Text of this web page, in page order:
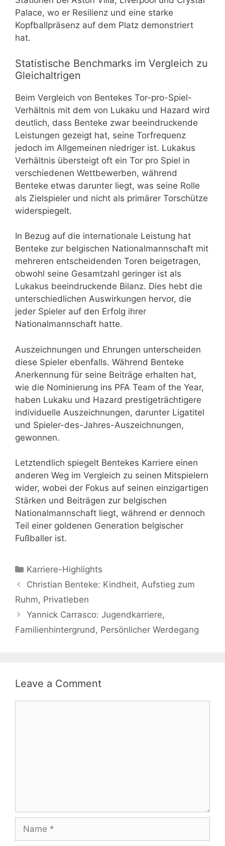
Palace, wo er Resilienz und eine starke
Kopfballpräsenz auf dem Platz demonstriert
hat.
Statistische Benchmarks im Vergleich zu
Gleichaltrigen
Beim Vergleich von Bentekes Tor-pro-Spiel-
Verhältnis mit dem von Lukaku und Hazard wird
deutlich, dass Benteke zwar beeindruckende
Leistungen gezeigt hat, seine Torfrequenz
jedoch im Allgemeinen niedriger ist. Lukakus
Verhältnis übersteigt oft ein Tor pro Spiel in
verschiedenen Wettbewerben, während
Benteke etwas darunter liegt, was seine Rolle
als Zielspieler und nicht als primärer Torschütze
widerspiegelt.
In Bezug auf die internationale Leistung hat
Benteke zur belgischen Nationalmannschaft mit
mehreren entscheidenden Toren beigetragen,
obwohl seine Gesamtzahl geringer ist als
Lukakus beeindruckende Bilanz. Dies hebt die
unterschiedlichen Auswirkungen hervor, die
jeder Spieler auf den Erfolg ihrer
Nationalmannschaft hatte.
Auszeichnungen und Ehrungen unterscheiden
diese Spieler ebenfalls. Während Benteke
Anerkennung für seine Beiträge erhalten hat,
wie die Nominierung ins PFA Team of the Year,
haben Lukaku und Hazard prestigeträchtigere
individuelle Auszeichnungen, darunter Ligatitel
und Spieler-des-Jahres-Auszeichnungen,
gewonnen.
Letztendlich spiegelt Bentekes Karriere einen
anderen Weg im Vergleich zu seinen Mitspielern
wider, wobei der Fokus auf seinen einzigartigen
Stärken und Beiträgen zur belgischen
Nationalmannschaft liegt, während er dennoch
Teil einer goldenen Generation belgischer
Fußballer ist.
Categories
Karriere-Highlights
Christian Benteke: Kindheit, Aufstieg zum
Ruhm, Privatleben
Yannick Carrasco: Jugendkarriere,
Familienhintergrund, Persönlicher Werdegang
Leave a Comment
Name